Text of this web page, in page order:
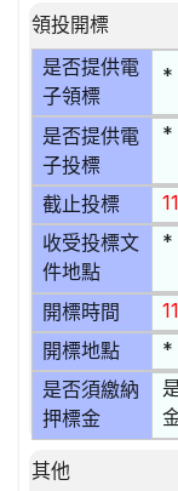
領投開標
是否提供電
子領標
*
是否提供電
子投標
*
截止投標
收受投標文
件地點
*
開標時間
開標地點 *
是否須繳納
押標金
其他